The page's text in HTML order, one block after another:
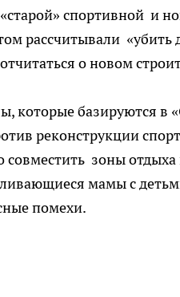
спортивной и
рассчитывали «убить
о новом
которые базируются в
реконструкции
зоны
мамы с
помехи.